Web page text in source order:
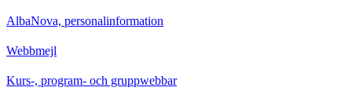
AlbaNova, personalinformation
Webbmejl
Kurs-, program- och gruppwebbar